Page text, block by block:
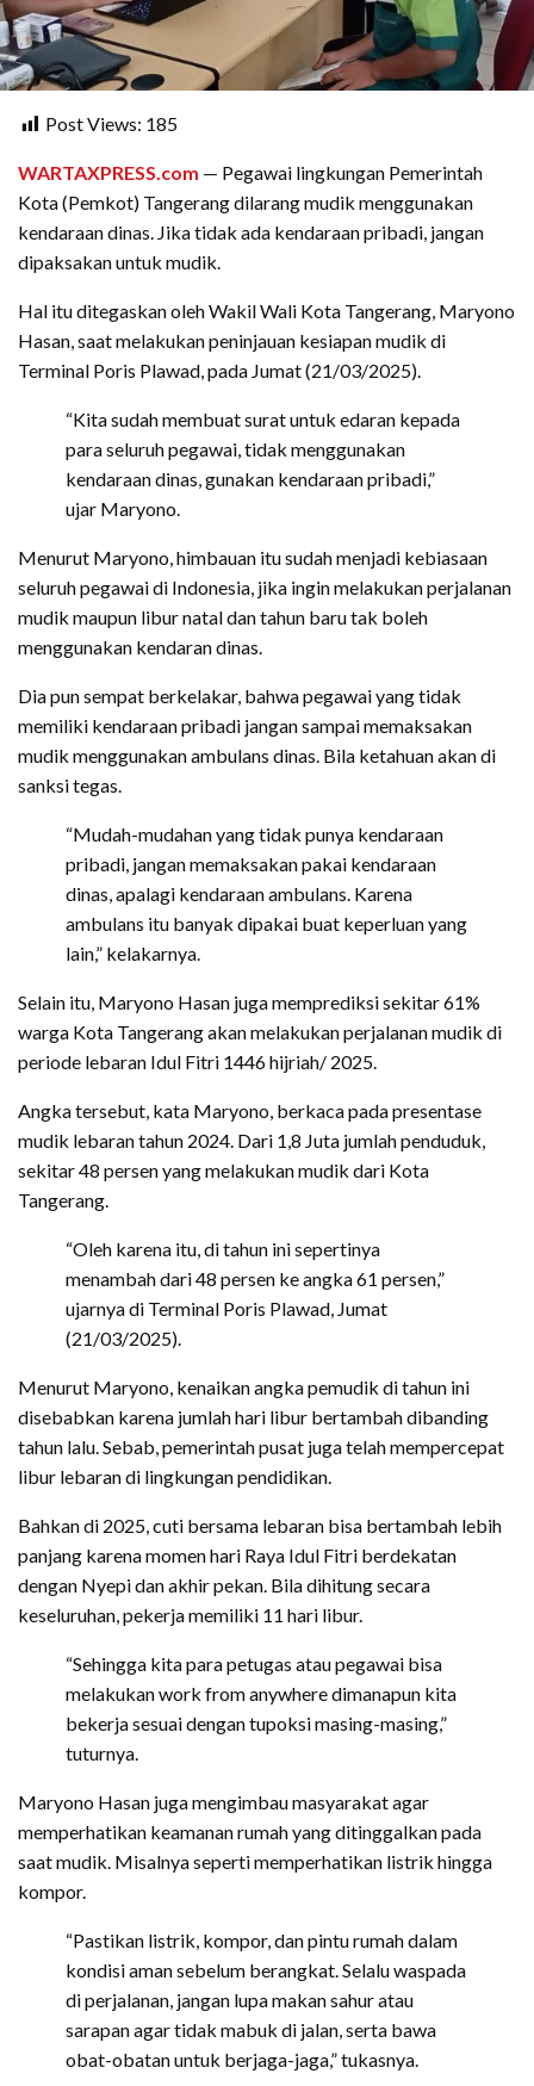
Post Views: 185
WARTAXPRESS.com — Pegawai lingkungan Pemerintah
Kota (Pemkot) Tangerang dilarang mudik menggunakan
kendaraan dinas. Jika tidak ada kendaraan pribadi, jangan
dipaksakan untuk mudik.
Hal itu ditegaskan oleh Wakil Wali Kota Tangerang, Maryono
Hasan, saat melakukan peninjauan kesiapan mudik di
Terminal Poris Plawad, pada Jumat (21/03/2025).
“Kita sudah membuat surat untuk edaran kepada
para seluruh pegawai, tidak menggunakan
kendaraan dinas, gunakan kendaraan pribadi,”
ujar Maryono.
Menurut Maryono, himbauan itu sudah menjadi kebiasaan
seluruh pegawai di Indonesia, jika ingin melakukan perjalanan
mudik maupun libur natal dan tahun baru tak boleh
menggunakan kendaran dinas.
Dia pun sempat berkelakar, bahwa pegawai yang tidak
memiliki kendaraan pribadi jangan sampai memaksakan
mudik menggunakan ambulans dinas. Bila ketahuan akan di
sanksi tegas.
“Mudah-mudahan yang tidak punya kendaraan
pribadi, jangan memaksakan pakai kendaraan
dinas, apalagi kendaraan ambulans. Karena
ambulans itu banyak dipakai buat keperluan yang
lain,” kelakarnya.
Selain itu, Maryono Hasan juga memprediksi sekitar 61%
warga Kota Tangerang akan melakukan perjalanan mudik di
periode lebaran Idul Fitri 1446 hijriah/ 2025.
Angka tersebut, kata Maryono, berkaca pada presentase
mudik lebaran tahun 2024. Dari 1,8 Juta jumlah penduduk,
sekitar 48 persen yang melakukan mudik dari Kota
Tangerang.
“Oleh karena itu, di tahun ini sepertinya
menambah dari 48 persen ke angka 61 persen,”
ujarnya di Terminal Poris Plawad, Jumat
(21/03/2025).
Menurut Maryono, kenaikan angka pemudik di tahun ini
disebabkan karena jumlah hari libur bertambah dibanding
tahun lalu. Sebab, pemerintah pusat juga telah mempercepat
libur lebaran di lingkungan pendidikan.
Bahkan di 2025, cuti bersama lebaran bisa bertambah lebih
panjang karena momen hari Raya Idul Fitri berdekatan
dengan Nyepi dan akhir pekan. Bila dihitung secara
keseluruhan, pekerja memiliki 11 hari libur.
“Sehingga kita para petugas atau pegawai bisa
melakukan work from anywhere dimanapun kita
bekerja sesuai dengan tupoksi masing-masing,”
tuturnya.
Maryono Hasan juga mengimbau masyarakat agar
memperhatikan keamanan rumah yang ditinggalkan pada
saat mudik. Misalnya seperti memperhatikan listrik hingga
kompor.
“Pastikan listrik, kompor, dan pintu rumah dalam
kondisi aman sebelum berangkat. Selalu waspada
di perjalanan, jangan lupa makan sahur atau
sarapan agar tidak mabuk di jalan, serta bawa
obat-obatan untuk berjaga-jaga,” tukasnya.